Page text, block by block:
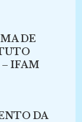
DE
IFAM
DA